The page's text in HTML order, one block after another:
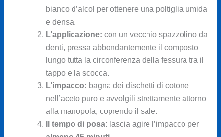
bianco d’alcol per ottenere una poltiglia umida
e densa.
L’applicazione: con un vecchio spazzolino da
denti, pressa abbondantemente il composto
lungo tutta la circonferenza della fessura tra il
tappo e la scocca.
L’impacco: bagna dei dischetti di cotone
nell’aceto puro e avvolgili strettamente attorno
alla manopola, coprendo il sale.
Il tempo di posa: lascia agire l’impacco per